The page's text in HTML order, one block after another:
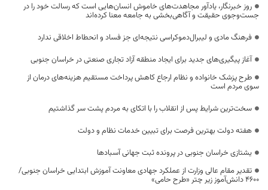
روز خبرنگار، یادآور مجاهدت‌های خاموش انسان‌هایی است که رسالت خود را در
جست‌وجوی حقیقت و آگاهی‌بخشی به جامعه معنا کرده‌اند
فرهنگ مادی و لیبرال‌دموکراسی نتیجه‌ای جز فساد و انحطاط اخلاقی ندارد
آغاز پیگیری‌های جدید برای ایجاد منطقه آزاد تجاری صنعتی در خراسان جنوبی
طرح پزشک خانواده و نظام ارجاع کاهش پرداخت مستقیم هزینه‌های درمان از
سوی مردم است
سخت‌ترین شرایط پس از انقلاب را با اتکای به مردم پشت سر گذاشتیم
هفته دولت بهترین فرصت برای تبیین خدمات نظام و دولت
یشتازی خراسان جنوبی در پرونده ثبت جهانی آسبادها
تقدیر مقام عالی وزارت از عملکرد جهادی معاونت آموزش ابتدایی خراسان جنوبی/
۴۶۰۰ دانش‌آموز زیر چتر «طرح حامی»